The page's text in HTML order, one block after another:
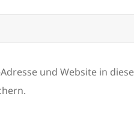
und Website in